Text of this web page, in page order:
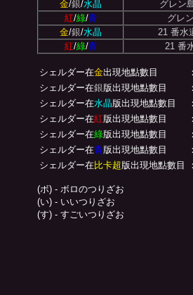
金/銀/水晶
グレン
紅/綠/青
グレ
金/銀/水晶
21 番水
紅/綠/青 21 番
シェルダー在金出現地點數目
シェルダー在銀版出現地點數目
シェルダー在水晶版出現地點數目
シェルダー在紅版出現地點數目
シェルダー在綠版出現地點數目
シェルダー在青版出現地點數目
シェルダー在比卡超版出現地點數目
(ボ) - ボロのつりざお
(い) - いいつりざお
(す) - すごいつりざお